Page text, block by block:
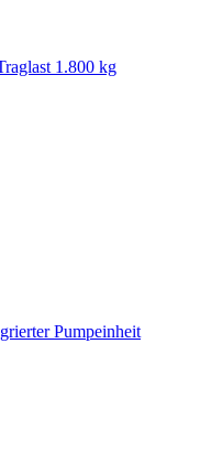
1.800 kg
Pumpeinheit